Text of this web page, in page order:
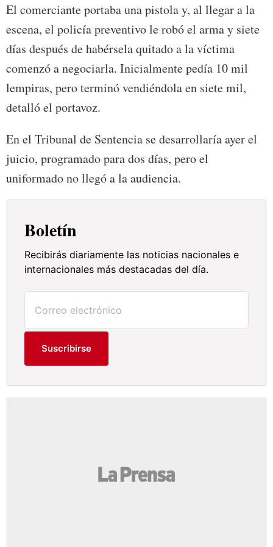
El comerciante portaba una pistola y, al llegar a la
escena, el policía preventivo le robó el arma y siete
días después de habérsela quitado a la víctima
comenzó a negociarla. Inicialmente pedía 10 mil
lempiras, pero terminó vendiéndola en siete mil,
detalló el portavoz.
En el Tribunal de Sentencia se desarrollaría ayer el
juicio, programado para dos días, pero el
uniformado no llegó a la audiencia.
Boletín
Recibirás diariamente las noticias nacionales e
internacionales más destacadas del día.
Suscribirse